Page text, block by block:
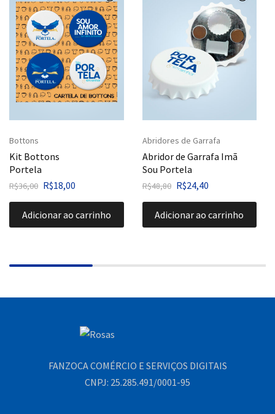
Bottons
Kit Bottons
Portela
R$36,00 R$18,00
Adicionar ao carrinho
Abridores de Garrafa
Abridor de Garrafa Imã
Sou Portela
R$48,80 R$24,40
Adicionar ao carrinho
FANZOCA COMÉRCIO E SERVIÇOS DIGITAIS
CNPJ: 25.285.491/0001-95